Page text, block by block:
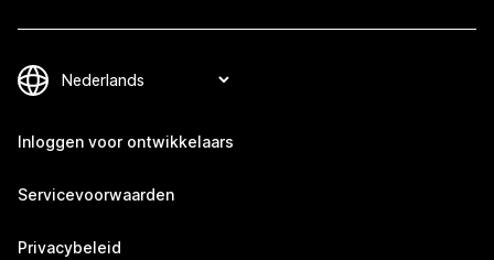
Inloggen voor ontwikkelaars
Servicevoorwaarden
Privacybeleid